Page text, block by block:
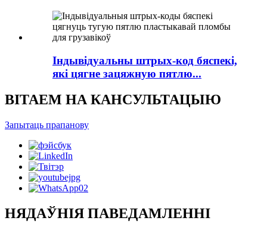
Індывідуальны штрых-код бяспекі,
які цягне зацяжную пятлю...
ВІТАЕМ НА КАНСУЛЬТАЦЫЮ
Запытаць прапанову
НЯДАЎНІЯ ПАВЕДАМЛЕННІ